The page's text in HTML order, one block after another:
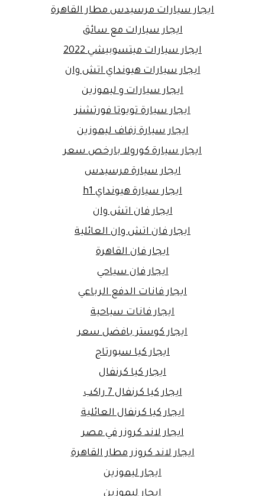
ايجار سيارات مرسيدس مطار القاهرة
ايجار سيارات مع سائق
ايجار سيارات ميتسوبيشي 2022
ايجار سيارات هيونداي اتش وان
ايجار سيارات و ليموزين
ايجار سيارة تويوتا فورتشنر
ايجار سيارة زفاف ليموزين
ايجار سيارة كورولا بارخص سعر
ايجار سيارة مرسيدس
ايجار سيارة هيونداي h1
ايجار فان اتش وان
ايجار فان اتش وان العائلية
ايجار فان القاهرة
ايجار فان سياحي
ايجار فانات الدفع الرباعي
ايجار فانات سياحية
ايجار كوستر بافضل سعر
ايجار كيا سبورتاج
ايجار كيا كرنفال
ايجار كيا كرنفال 7 راكب
ايجار كيا كرنفال العائلية
ايجار لاند كروزر في مصر
ايجار لاند كروزر مطار القاهرة
ايجار ليموزين
ايجار ليموزين